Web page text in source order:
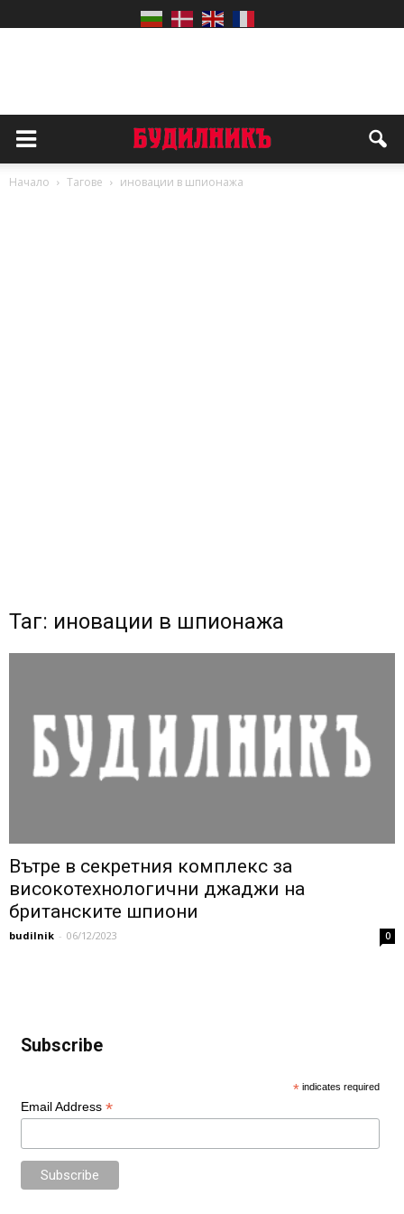
Начало Тагове иновации в шпионажа
Таг: иновации в шпионажа
Вътре в секретния комплекс за
високотехнологични джаджи на
британските шпиони
budilnik - 06/12/2023 0
Subscribe
* indicates required
Email Address *